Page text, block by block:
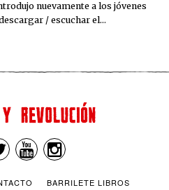
nuevamente a los jóvenes
/ escuchar el…
BARRILETE LIBROS